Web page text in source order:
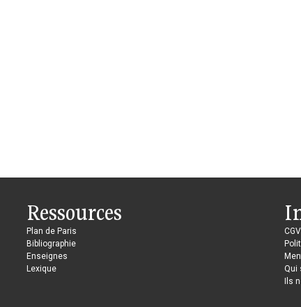
Ressources
Plan de Paris
Bibliographie
Enseignes
Lexique
Qui
Ils